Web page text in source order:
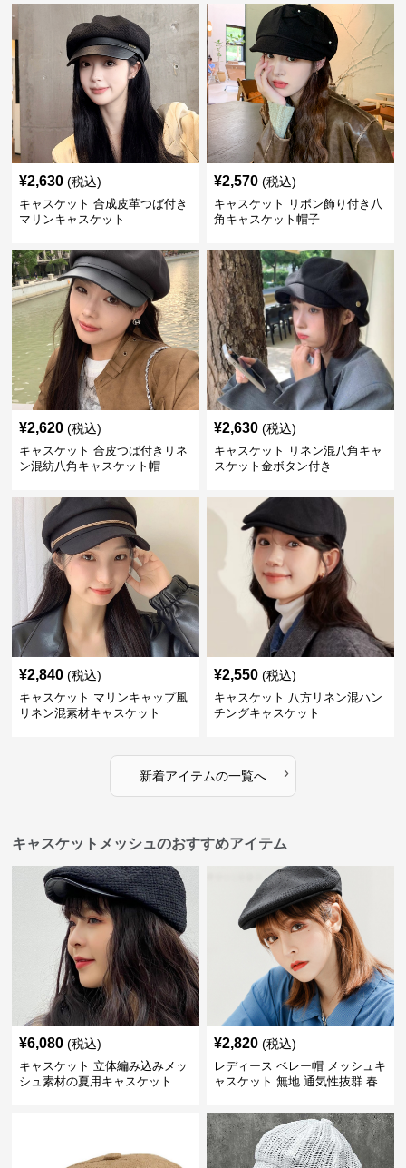
¥2,630 (税込)
キャスケット 合成皮革つば付き
マリンキャスケット
¥2,570 (税込)
キャスケット リボン飾り付き八
角キャスケット帽子
¥2,620 (税込)
キャスケット 合皮つば付きリネ
ン混紡八角キャスケット帽
¥2,630 (税込)
キャスケット リネン混八角キャ
スケット金ボタン付き
¥2,840 (税込)
キャスケット マリンキャップ風
リネン混素材キャスケット
¥2,550 (税込)
キャスケット 八方リネン混ハン
チングキャスケット
新着アイテムの一覧へ ›
キャスケットメッシュのおすすめアイテム
¥6,080 (税込)
キャスケット 立体編み込みメッ
シュ素材の夏用キャスケット
¥2,820 (税込)
レディース ベレー帽 メッシュキ
ャスケット 無地 通気性抜群 春